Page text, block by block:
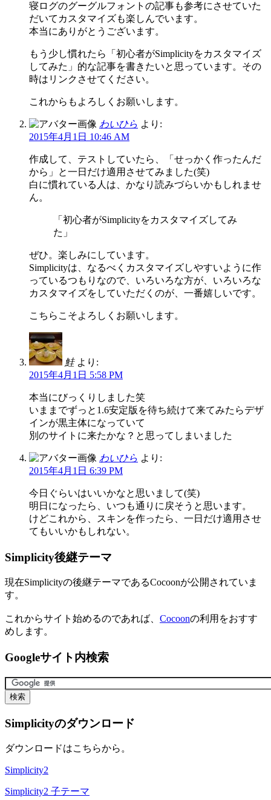
寝ログのグーグルフォントの記事も参考にさせていた
だいてカスタマイズも楽しんでいます。
本当にありがとうございます。
もう少し慣れたら「初心者がSimplicityをカスタマイズ
してみた」的な記事を書きたいと思っています。その
時はリンクさせてください。
これからもよろしくお願いします。
わいひら より:
2015年4月1日 10:46 AM
作成して、テストしていたら、「せっかく作ったんだ
から」と一日だけ適用させてみました(笑)
白に慣れている人は、かなり読みづらいかもしれませ
ん。
「初心者がSimplicityをカスタマイズしてみ
た」
ぜひ。楽しみにしています。
Simplicityは、なるべくカスタマイズしやすいように作
っているつもりなので、いろいろな方が、いろいろな
カスタマイズをしていただくのが、一番嬉しいです。
こちらこそよろしくお願いします。
鮭 より:
2015年4月1日 5:58 PM
本当にびっくりしました笑
いままでずっと1.6安定版を待ち続けて来てみたらデザ
インが黒主体になっていて
別のサイトに来たかな？と思ってしまいました
わいひら より:
2015年4月1日 6:39 PM
今日ぐらいはいいかなと思いまして(笑)
明日になったら、いつも通りに戻そうと思います。
けどこれから、スキンを作ったら、一日だけ適用させ
てもいいかもしれない。
Simplicity後継テーマ
現在Simplicityの後継テーマであるCocoonが公開されていま
す。
これからサイト始めるのであれば、 Cocoonの利用をおすす
めします。
Googleサイト内検索
Simplicityのダウンロード
ダウンロードはこちらから。
Simplicity2
Simplicity2 子テーマ